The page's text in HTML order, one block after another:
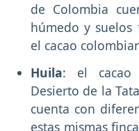
de Colombia
húmedo y
el cacao
Huila: el cacao
Desierto de la
cuenta con
estas mismas